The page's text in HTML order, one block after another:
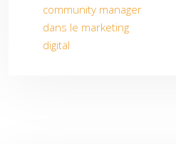
community manager
dans le marketing
digital